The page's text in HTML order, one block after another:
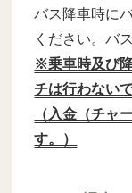
バス降車時に
ください。バ
※乗車時及び
チは行わない
（入金（チャ
す。）